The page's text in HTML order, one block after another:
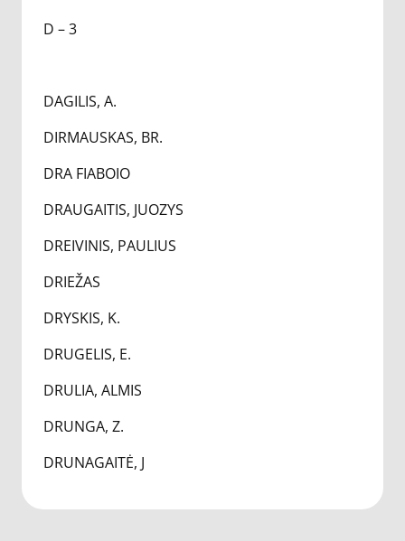
D – 3
DAGILIS, A.
DIRMAUSKAS, BR.
DRA FIABOIO
DRAUGAITIS, JUOZYS
DREIVINIS, PAULIUS
DRIEŽAS
DRYSKIS, K.
DRUGELIS, E.
DRULIA, ALMIS
DRUNGA, Z.
DRUNAGAITĖ, J